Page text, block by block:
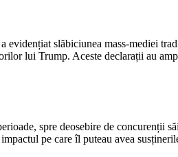
slăbiciunea mass-mediei
lui Trump. Aceste declarații au
spre deosebire de concurenții
pe care îl puteau avea